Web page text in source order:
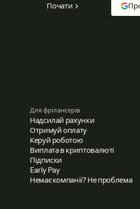
Почати
Для фрілансерів
Надсилай рахунки
Отримуй оплату
Керуй роботою
Виплата в криптовалюті
Підписки
Early Pay
Немає компанії? Не проблема